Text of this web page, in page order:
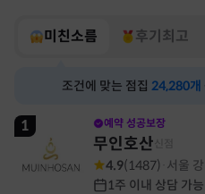
미친소름 후기최고
조건에 맞는 점집 24,280개
1 예약 성공보장
무인호산
4.9(1487) 서울
1주 이내 상담 가능